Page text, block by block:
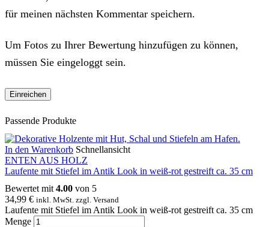
für meinen nächsten Kommentar speichern.
Um Fotos zu Ihrer Bewertung hinzufügen zu können,
müssen Sie eingeloggt sein.
Passende Produkte
In den Warenkorb Schnellansicht
ENTEN AUS HOLZ
Laufente mit Stiefel im Antik Look in weiß-rot gestreift ca. 35 cm
Bewertet mit 4.00 von 5
34,99 € inkl. MwSt. zzgl. Versand
Laufente mit Stiefel im Antik Look in weiß-rot gestreift ca. 35 cm
Menge